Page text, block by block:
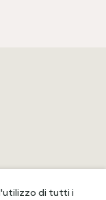
di tutti i